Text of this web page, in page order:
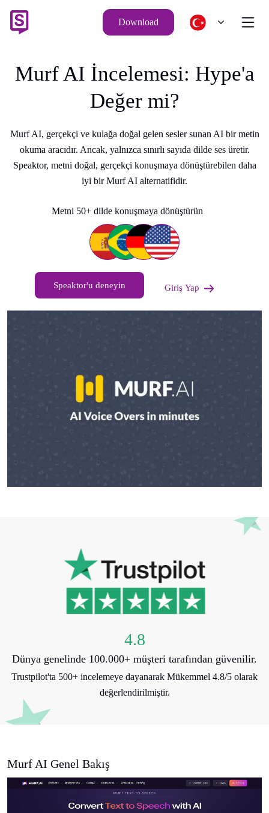
Download
Murf AI İncelemesi: Hype'a
Değer mi?
Murf AI, gerçekçi ve kulağa doğal gelen sesler sunan AI bir metin
okuma aracıdır. Ancak, yalnızca sınırlı sayıda dilde ses üretir.
Speaktor, metni doğal, gerçekçi konuşmaya dönüştürebilen daha
iyi bir Murf AI alternatifidir.
Metni 50+ dilde konuşmaya dönüştürün
Speaktor'u deneyin Giriş Yap
4.8
Dünya genelinde 100.000+ müşteri tarafından güvenilir.
Trustpilot'ta 500+ incelemeye dayanarak Mükemmel 4.8/5 olarak
değerlendirilmiştir.
Murf AI Genel Bakış